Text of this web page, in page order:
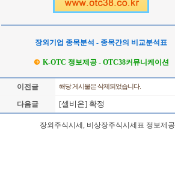
장외기업 종목분석 - 종목간의 비교분석표
K-OTC 정보제공 - OTC38커뮤니케이션
이전글 해당 게시물은 삭제되었습니다.
다음글 [셀비온] 확정
장외주식시세, 비상장주식시세표 정보제공